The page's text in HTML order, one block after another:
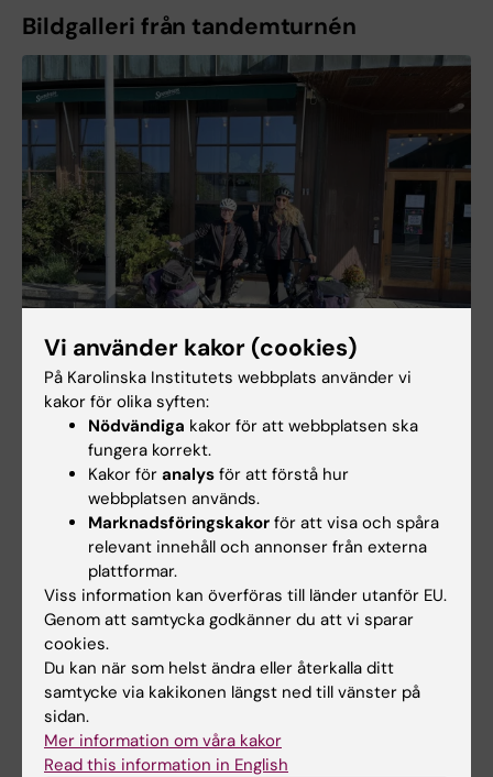
Bildgalleri från tandemturnén
Vi använder kakor (cookies)
På Karolinska Institutets webbplats använder vi
kakor för olika syften:
Nödvändiga kakor för att webbplatsen ska
fungera korrekt.
Kakor för analys för att förstå hur
webbplatsen används.
Marknadsföringskakor för att visa och spåra
relevant innehåll och annonser från externa
plattformar.
Viss information kan överföras till länder utanför EU.
Genom att samtycka godkänner du att vi sparar
cookies.
Du kan när som helst ändra eller återkalla ditt
samtycke via kakikonen längst ned till vänster på
sidan.
Mer information om våra kakor
Read this information in English